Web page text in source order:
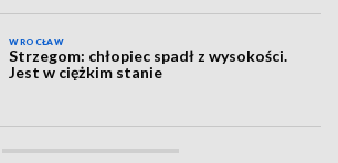
WROCŁAW
Strzegom: chłopiec spadł z wysokości.
Jest w ciężkim stanie